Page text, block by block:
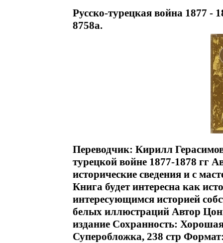
Русско-турецкая война 1877 -
8758a.
Переводчик: Кирилл
турецкой войне 1877-1878 гг
исторические сведения и с
Книга будет интересна как
интересующимся историей
белых иллюстраций Автор
издание Сохранность:
Суперобложка, 238 стр